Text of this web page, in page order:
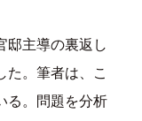
邸主導の裏返し
た。筆者は、こ
る。問題を分析